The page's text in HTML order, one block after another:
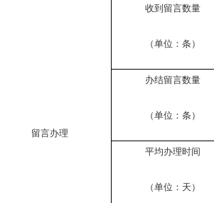
留言办理
收到留言数量
（单位：条）
办结留言数量
（单位：条）
平均办理时间
（单位：天）